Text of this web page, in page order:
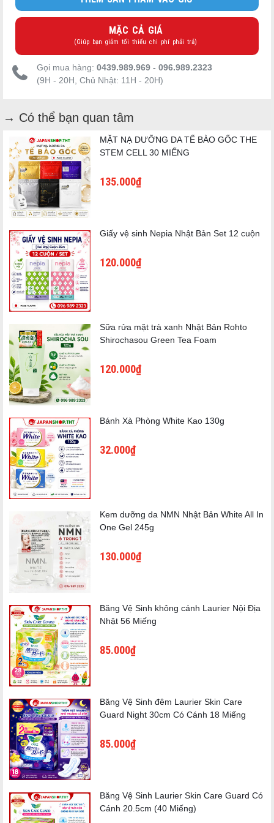
Xà phòng cho các vùng nhạy cảm có tính axit yếu
Độ pH của môi trường da trong vùng nhạy cảm là pH axit yếu
4,5 ~ 5,5.
tính axit yếu có độ pH khoảng 6.
"PH JAPAN"là một loại xà phòng có tính axit yếu, trong đó
hàm lượng các thành phần được điều chỉnh trong khoảng pH
4,5 ~ 5, giống như vùng nhạy cảm.
Thành phần
Nước, natri laureth sulfate, cocamidopropyl betaine, glycerin,
natri hyaluronate, collagen thủy phân, panthenol, bisabolol,
thảo, chiết xuất hoa ngải cứu, chiết xuất vỏ rễ magwa, BG, natri
clorua, methylparaben, propylparaben, polyquaternium-7,
EDTA-2Na, axit citric, hương thơm, Đỏ 106
100% tinh chất dưỡng ẩm tự nhiên, tinh chất hương hoa từ các loài
hoa và các vitamin thiết yếu.
rát.
Chamomile : được biết đến như tinh dầu hoa cúc, tạo hương thơm
ngọt ngào, nồng ấm.
Glycerine:có tính năng dưỡng ẩm da tự nhiên và mềm mịn tuyệt vời.
Công thức pH5phù hợp để sử dụng hằng ngày mà không sợ khô
Công dụng
MẶC CẢ GIÁ
(Giúp bạn giảm tối thiểu chi phí phải trả)
Gọi mua hàng: 0439.989.969 - 096.989.2323
(9H - 20H, Chủ Nhật: 11H - 20H)
→ Có thể bạn quan tâm
MẶT NẠ DƯỠNG DA TẾ BÀO GỐC THE
STEM CELL 30 MIẾNG
135.000₫
Giấy vệ sinh Nepia Nhật Bản Set 12 cuộn
120.000₫
Sữa rửa mặt trà xanh Nhật Bản Rohto
Shirochasou Green Tea Foam
120.000₫
Bánh Xà Phòng White Kao 130g
32.000₫
Kem dưỡng da NMN Nhật Bản White All In
One Gel 245g
130.000₫
Băng Vệ Sinh không cánh Laurier Nội Địa
Nhật 56 Miếng
85.000₫
Băng Vệ Sinh đêm Laurier Skin Care
Guard Night 30cm Có Cánh 18 Miếng
85.000₫
Băng Vệ Sinh Laurier Skin Care Guard Có
Cánh 20.5cm (40 Miếng)